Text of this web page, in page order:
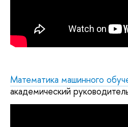
Математика машинного
академический